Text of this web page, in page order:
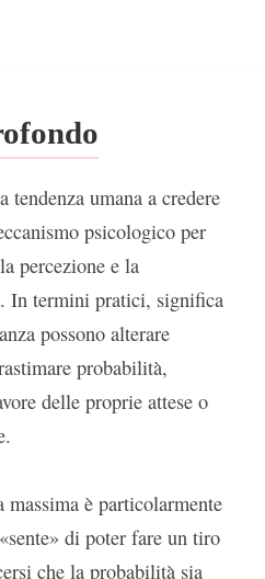
umana a credere
psicologico per
percezione e la
In termini pratici, significa
possono alterare
probabilità,
delle proprie attese o
è particolarmente
di poter fare un tiro
che la probabilità sia